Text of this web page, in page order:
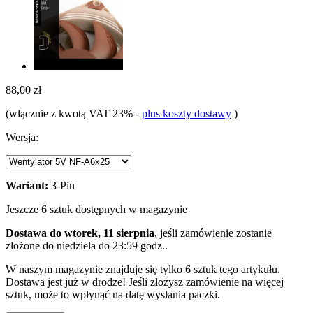
88,00 zł
(włącznie z kwotą VAT 23% - plus koszty dostawy )
Wersja:
Wariant: 3-Pin
Jeszcze 6 sztuk dostępnych w magazynie
Dostawa do wtorek, 11 sierpnia, jeśli zamówienie zostanie
złożone do niedziela do 23:59 godz..
W naszym magazynie znajduje się tylko 6 sztuk tego artykułu.
Dostawa jest już w drodze! Jeśli złożysz zamówienie na więcej
sztuk, może to wpłynąć na datę wysłania paczki.